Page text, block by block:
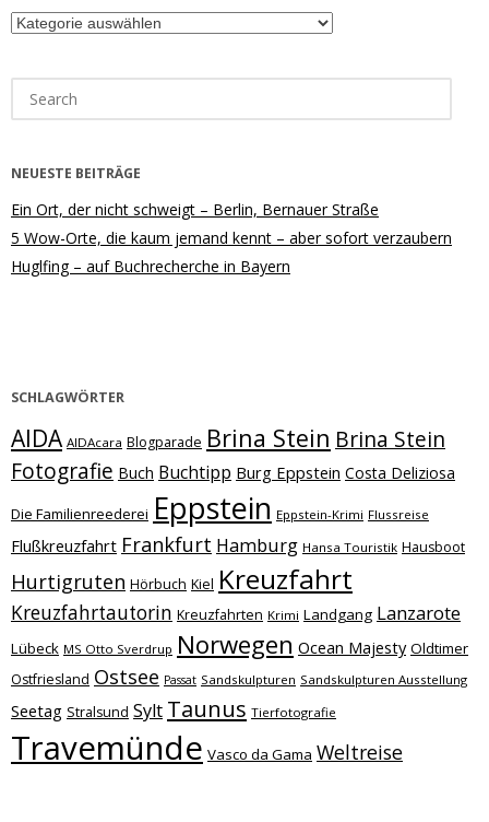
Kategorien
for:
NEUESTE BEITRÄGE
Ein Ort, der nicht schweigt – Berlin, Bernauer Straße
5 Wow-Orte, die kaum jemand kennt – aber sofort verzaubern
Huglfing – auf Buchrecherche in Bayern
SCHLAGWÖRTER
AIDA AIDAcara Blogparade Brina Stein Brina Stein
Fotografie Buch Buchtipp Burg Eppstein Costa Deliziosa
Die Familienreederei Eppstein Eppstein-Krimi Flussreise
Flußkreuzfahrt Frankfurt Hamburg Hansa Touristik Hausboot
Hurtigruten Hörbuch Kiel Kreuzfahrt
Kreuzfahrtautorin Kreuzfahrten Krimi Landgang Lanzarote
Lübeck MS Otto Sverdrup Norwegen Ocean Majesty Oldtimer
Ostfriesland Ostsee Passat Sandskulpturen Sandskulpturen Ausstellung
Seetag Stralsund Sylt Taunus Tierfotografie
Travemünde Vasco da Gama Weltreise